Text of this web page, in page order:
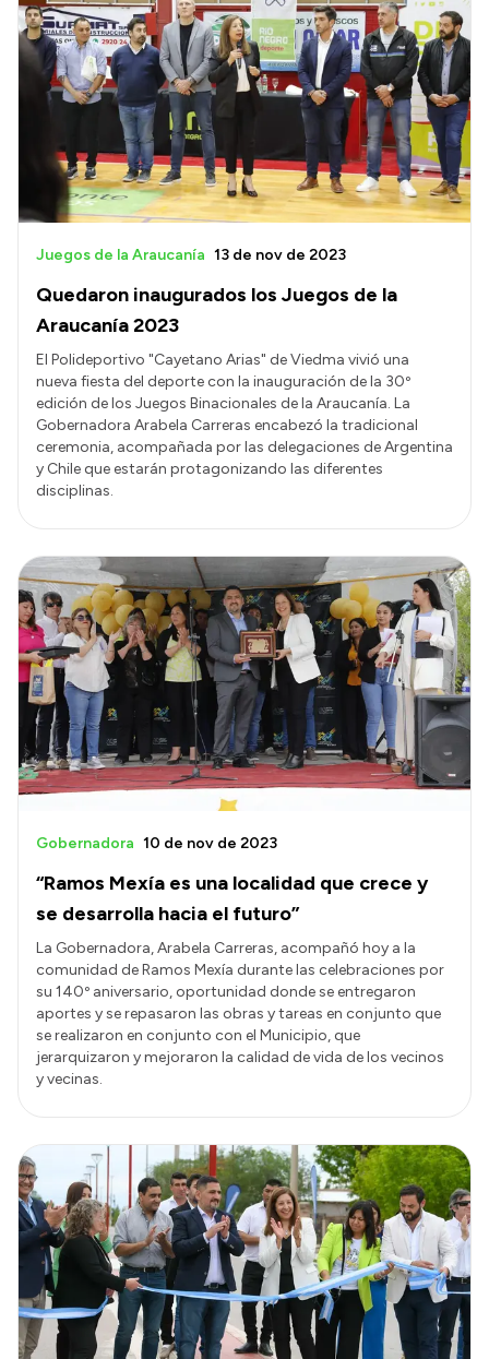
Quedaron inaugurados los Juegos de la
Araucanía 2023
Juegos de la Araucanía 13 de nov de 2023
El Polideportivo "Cayetano Arias" de Viedma vivió una
nueva fiesta del deporte con la inauguración de la 30º
edición de los Juegos Binacionales de la Araucanía. La
Gobernadora Arabela Carreras encabezó la tradicional
ceremonia, acompañada por las delegaciones de Argentina
y Chile que estarán protagonizando las diferentes
disciplinas.
“Ramos Mexía es una localidad que crece y
se desarrolla hacia el futuro”
Gobernadora 10 de nov de 2023
La Gobernadora, Arabela Carreras, acompañó hoy a la
comunidad de Ramos Mexía durante las celebraciones por
su 140º aniversario, oportunidad donde se entregaron
aportes y se repasaron las obras y tareas en conjunto que
se realizaron en conjunto con el Municipio, que
jerarquizaron y mejoraron la calidad de vida de los vecinos
y vecinas.